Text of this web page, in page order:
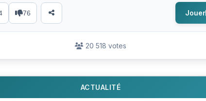
76 Jouer
20 518 votes
ACTUALITÉ